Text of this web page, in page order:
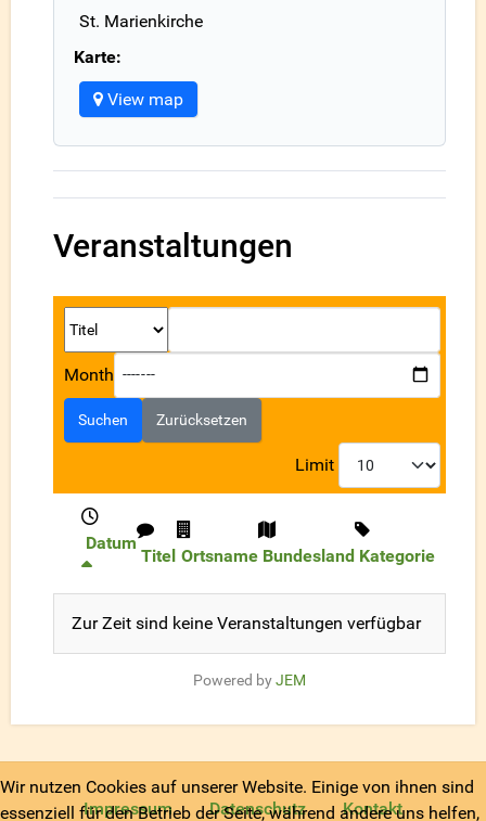
St. Marienkirche
Karte:
View map
Veranstaltungen
Month
Suchen Zurücksetzen
Limit
Datum
Titel Ortsname Bundesland Kategorie
Zur Zeit sind keine Veranstaltungen verfügbar
Powered byJEM
Impressum Datenschutz Kontakt
Wir nutzen Cookies auf unserer Website. Einige von ihnen sind
essenziell für den Betrieb der Seite, während andere uns helfen,